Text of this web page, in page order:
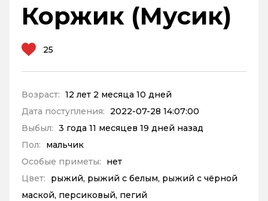
Коржик (Мусик)
25
Возраст: 12 лет 2 месяца 10 дней
Дата поступления:
2022-07-28 14:07:00
Выбыл: 3 года 11 месяцев 19 дней назад
Пол:
мальчик
Особые приметы:
нет
Цвет:
рыжий, рыжий с белым, рыжий с чёрной
маской, персиковый, пегий